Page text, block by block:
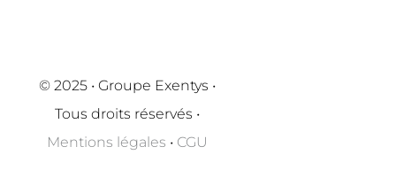
© 2025 • Groupe Exentys •
Tous droits réservés •
Mentions légales • CGU